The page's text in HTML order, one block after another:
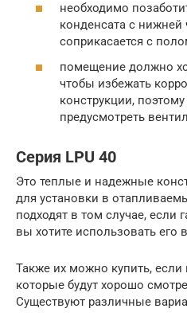
необходимо
конденсата с нижней
соприкасается с
помещение должно
чтобы избежать
конструкции,
предусмотреть
Серия LPU 40
Это теплые и надежные
для установки в
подходят в том случае, если
вы хотите использовать его
Также их можно купить,
которые будут хорошо
Существуют различные